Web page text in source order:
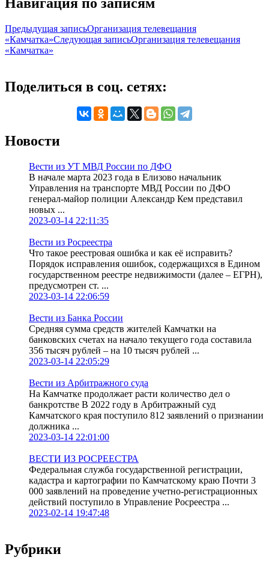
Предыдущая записьОрганизация телевещания
«Камчатка»Следующая записьОрганизация телевещания
«Камчатка»
Поделиться в соц. сетях:
Новости
Вести из УТ МВД России по ДФО
В начале марта 2023 года в Елизово начальник
Управления на транспорте МВД России по ДФО
генерал-майор полиции Александр Кем представил
новых ...
2023-03-14 22:11:35
Вести из Росреестра
Что такое реестровая ошибка и как её исправить?
Порядок исправления ошибок, содержащихся в Едином
государственном реестре недвижимости (далее – ЕГРН),
предусмотрен ст. ...
2023-03-14 22:06:59
Вести из Банка России
Средняя сумма средств жителей Камчатки на
банковских счетах на начало текущего года составила
356 тысяч рублей – на 10 тысяч рублей ...
2023-03-14 22:05:29
Вести из Арбитражного суда
На Камчатке продолжает расти количество дел о
банкротстве В 2022 году в Арбитражный суд
Камчатского края поступило 812 заявлений о признании
должника ...
2023-03-14 22:01:00
ВЕСТИ ИЗ РОСРЕЕСТРА
Федеральная служба государственной регистрации,
кадастра и картографии по Камчатскому краю Почти 3
000 заявлений на проведение учетно-регистрационных
действий поступило в Управление Росреестра ...
2023-02-14 19:47:48
Рубрики